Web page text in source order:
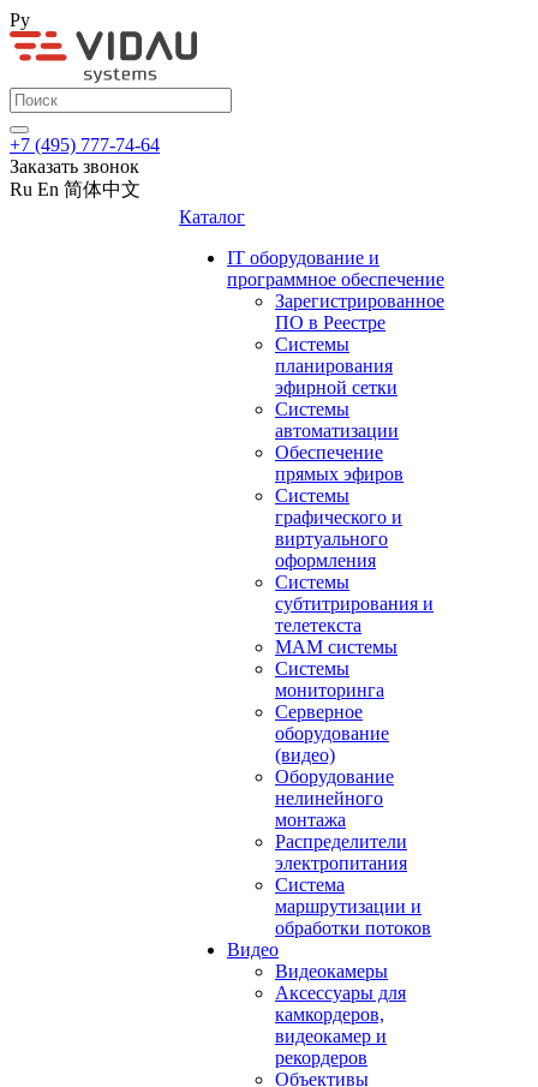
Ру
+7 (495) 777-74-64
Заказать звонок
Ru En 简体中文
Каталог
IT оборудование и
программное обеспечение
Зарегистрированное
ПО в Реестре
Системы
планирования
эфирной сетки
Системы
автоматизации
Обеспечение
прямых эфиров
Системы
графического и
виртуального
оформления
Системы
субтитрирования и
телетекста
MAM системы
Системы
мониторинга
Серверное
оборудование
(видео)
Оборудование
нелинейного
монтажа
Распределители
электропитания
Система
маршрутизации и
обработки потоков
Видео
Видеокамеры
Аксессуары для
камкордеров,
видеокамер и
рекордеров
Объективы